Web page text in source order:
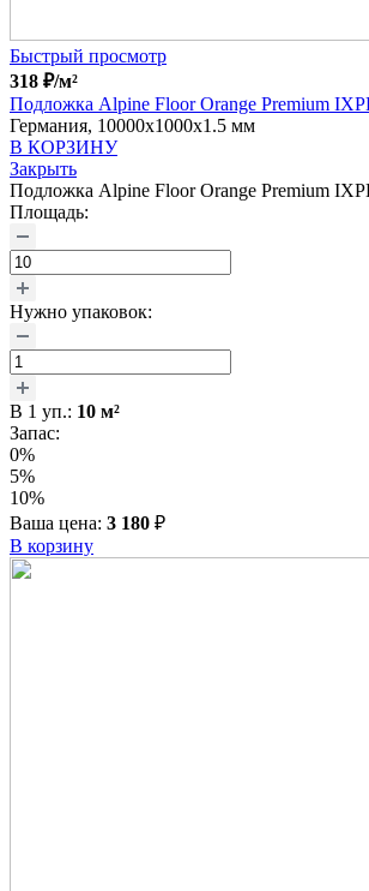
Быстрый просмотр
318 ₽/м²
Подложка Alpine Floor Orange Premium
Германия, 10000x1000x1.5 мм
В КОРЗИНУ
Закрыть
Подложка Alpine Floor Orange Premium
Площадь:
Нужно упаковок:
В 1 уп.: 10 м²
Запас:
0%
5%
10%
Ваша цена: 3 180 ₽
В корзину